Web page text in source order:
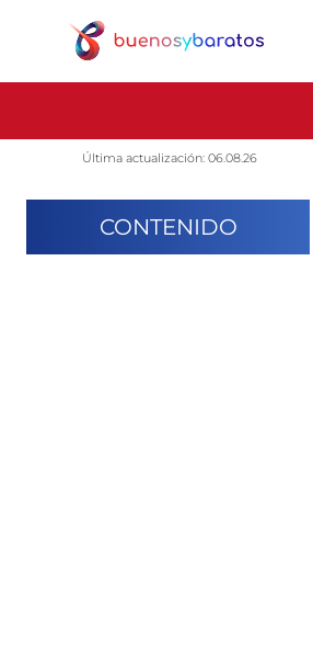
Última actualización: 06.08.26
CONTENIDO